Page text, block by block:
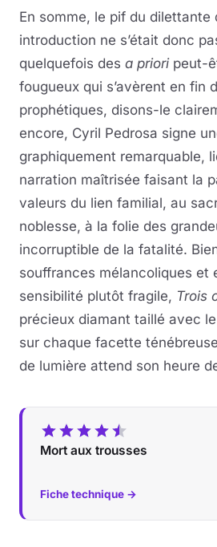
En somme, le pif du dilettante
introduction ne s’était donc
quelquefois des a prioripeut-
fougueux qui s’avèrent en fin
prophétiques, disons-le
encore, Cyril Pedrosa signe
graphiquement remarquable,
narration maîtrisée faisant la
valeurs du lien familial, au
noblesse, à la folie des
incorruptible de la fatalité.
souffrances mélancoliques et
sensibilité plutôt fragile, Trois
précieux diamant taillé avec
sur chaque facette
de lumière attend son heure
Mort aux trousses
Fiche technique →